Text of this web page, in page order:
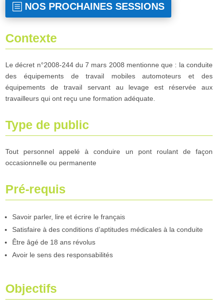
NOS PROCHAINES SESSIONS
Contexte
Le décret n°2008-244 du 7 mars 2008 mentionne que : la conduite
des équipements de travail mobiles automoteurs et des
équipements de travail servant au levage est réservée aux
travailleurs qui ont reçu une formation adéquate.
Type de public
Tout personnel appelé à conduire un pont roulant de façon
occasionnelle ou permanente
Pré-requis
Savoir parler, lire et écrire le français
Satisfaire à des conditions d’aptitudes médicales à la conduite
Être âgé de 18 ans révolus
Avoir le sens des responsabilités
Objectifs